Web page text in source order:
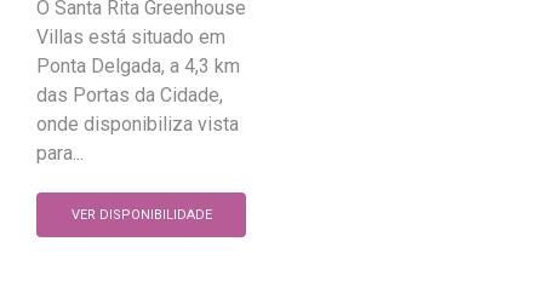
O Santa Rita Greenhouse
Villas está situado em
Ponta Delgada, a 4,3 km
das Portas da Cidade,
onde disponibiliza vista
para...
VER DISPONIBILIDADE